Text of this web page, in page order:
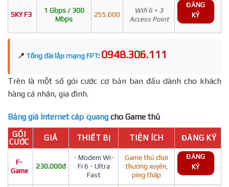
SKY F3
1 Gbps / 300
Mbps
255.000
Wifi 6 + 3
Access Point
ĐĂNG
KÝ
📍 Tổng đài lắp mạng FPT: 0948.306.111
Trên là một số gói cước cơ bản ban đầu dành cho khách
hàng cá nhân, gia đình.
Bảng giá Internet cáp quang cho Game thủ
GÓI
CƯỚC
GIÁ THIẾT BỊ TIỆN ÍCH ĐĂNG KÝ
F-
Game
230.000đ
- Modem Wi-
Fi 6 - Ultra
Fast
Game thủ chơi
thường xuyên,
ping thấp
ĐĂNG
KÝ